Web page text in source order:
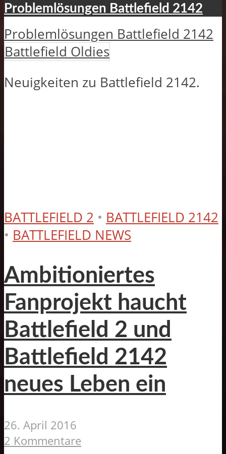
Problemlösungen Battlefield 2142
Problemlösungen Battlefield 2142
Battlefield Oldies
Neuigkeiten zu Battlefield 2142.
BATTLEFIELD 2 • BATTLEFIELD 2142
• BATTLEFIELD NEWS
Ambitioniertes
Fanprojekt haucht
Battlefield 2 und
Battlefield 2142
neues Leben ein
26. April 2016
2 Kommentare